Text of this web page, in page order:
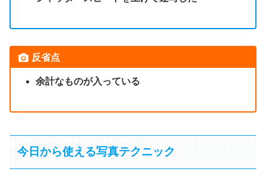
反省点
余計なものが入っている
今日から使える写真テクニック